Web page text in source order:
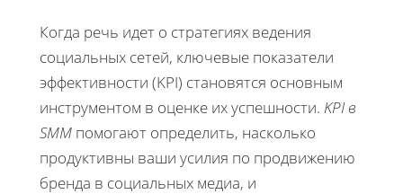
Когда речь идет о стратегиях ведения
социальных сетей, ключевые показатели
эффективности (KPI) становятся основным
инструментом в оценке их успешности. KPI в
SMM помогают определить, насколько
продуктивны ваши усилия по продвижению
бренда в социальных медиа, и